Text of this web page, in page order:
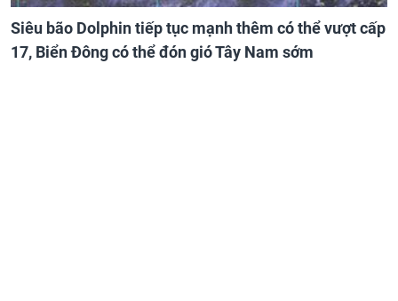
Siêu bão Dolphin tiếp tục mạnh thêm có thể vượt cấp
17, Biển Đông có thể đón gió Tây Nam sớm